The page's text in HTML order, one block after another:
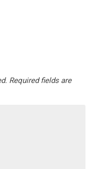
Required fields are